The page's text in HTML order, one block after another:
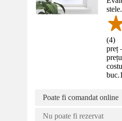
(4)
preț
buc.
Poate fi comandat online
Nu poate fi rezervat